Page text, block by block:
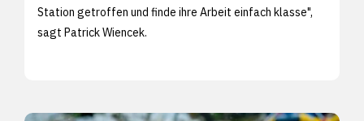
Station getroffen und finde ihre Arbeit einfach klasse",
sagt Patrick Wiencek.